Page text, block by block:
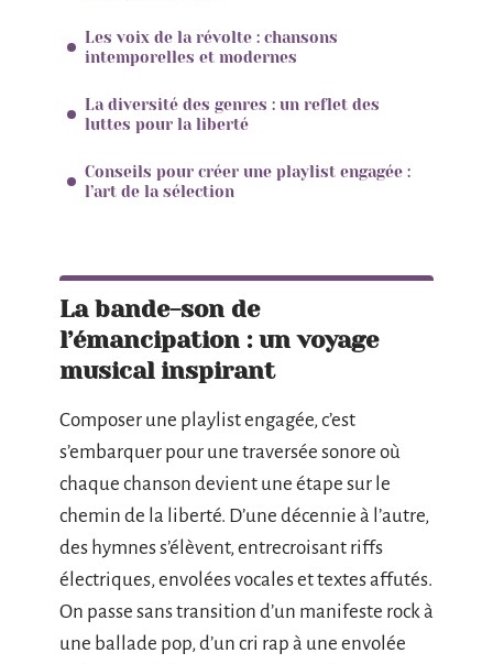
Les voix de la révolte : chansons
intemporelles et modernes
La diversité des genres : un reflet des
luttes pour la liberté
Conseils pour créer une playlist engagée :
l’art de la sélection
La bande-son de
l’émancipation : un voyage
musical inspirant
Composer une playlist engagée, c’est
s’embarquer pour une traversée sonore où
chaque chanson devient une étape sur le
chemin de la liberté. D’une décennie à l’autre,
des hymnes s’élèvent, entrecroisant riffs
électriques, envolées vocales et textes affutés.
On passe sans transition d’un manifeste rock à
une ballade pop, d’un cri rap à une envolée